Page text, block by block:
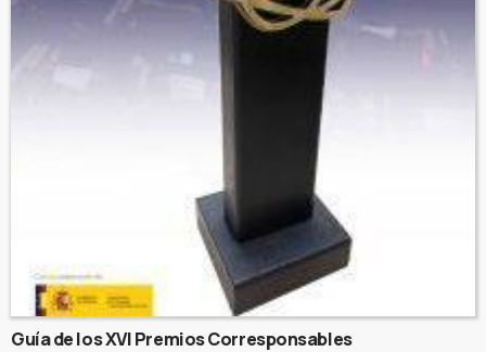
Guía de los XVI Premios Corresponsables